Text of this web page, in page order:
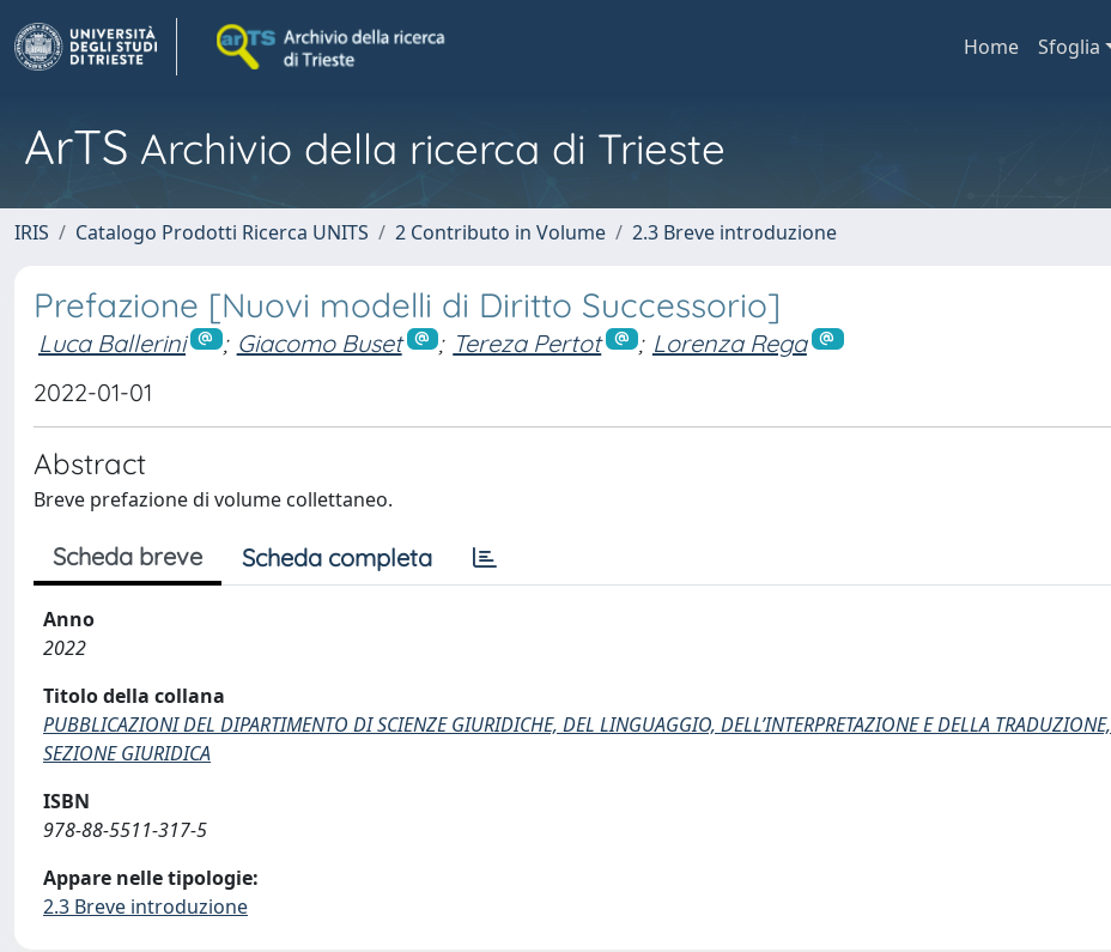
Home Sfoglia
ArTS Archivio della ricerca di Trieste
IRIS Catalogo Prodotti Ricerca UNITS 2 Contributo in Volume 2.3 Breve introduzione
Prefazione [Nuovi modelli di Diritto Successorio]
Luca Ballerini ; Giacomo Buset ; Tereza Pertot ; Lorenza Rega
2022-01-01
Abstract
Breve prefazione di volume collettaneo.
Scheda breve Scheda completa
Anno
2022
Titolo della collana
PUBBLICAZIONI DEL DIPARTIMENTO DI SCIENZE GIURIDICHE, DEL LINGUAGGIO, DELL’INTERPRETAZIONE E DELLA TRADUZIONE,
SEZIONE GIURIDICA
ISBN
978-88-5511-317-5
Appare nelle tipologie:
2.3 Breve introduzione